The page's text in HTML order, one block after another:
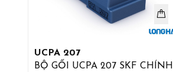
UCPA 207
BỘ GỐI UCPA 207 SKF CHÍNH